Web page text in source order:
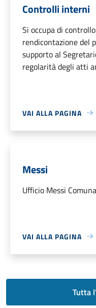
Controlli interni
Si occupa di
rendicontazione del
supporto al
regolarità degli atti
VAI ALLA PAGINA
Messi
Ufficio Messi
VAI ALLA PAGINA
Tutta